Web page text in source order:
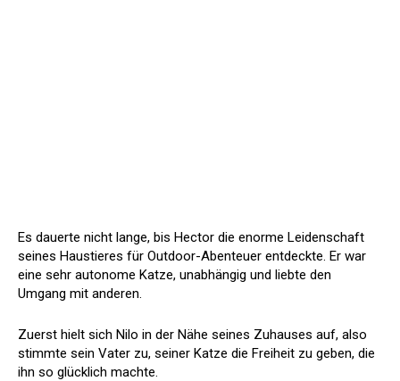
Es dauerte nicht lange, bis Hector die enorme Leidenschaft
seines Haustieres für Outdoor-Abenteuer entdeckte. Er war
eine sehr autonome Katze, unabhängig und liebte den
Umgang mit anderen.
Zuerst hielt sich Nilo in der Nähe seines Zuhauses auf, also
stimmte sein Vater zu, seiner Katze die Freiheit zu geben, die
ihn so glücklich machte.